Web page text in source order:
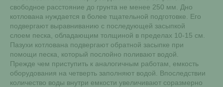
свободное расстояние до грунта не менее 250 мм. Дно
котлована нуждается в более тщательной подготовке. Его
подвергают выравниванию с последующей засыпкой
слоем песка, обладающим толщиной в пределах 10-15 см.
Пазухи котлована подвергают обратной засыпке при
помощи песка, который послойно поливают водой.
Прежде чем приступить к аналогичным работам, емкость
оборудования на четверть заполняют водой. Впоследствии
количество воды внутри емкости увеличивают соразмерно